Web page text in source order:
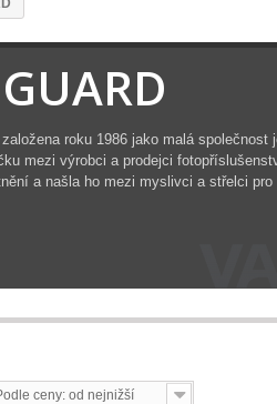
založena roku 1986 jako malá
mezi výrobci a prodejci
a našla ho mezi myslivci a střelci pro
ceny: od nejnižší